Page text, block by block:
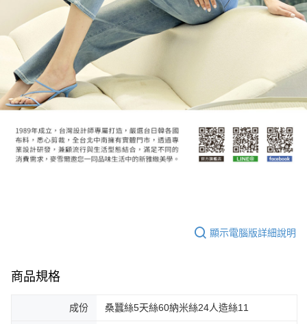
顯示電腦版詳細說明
商品規格
成份 桑蠶絲5天絲60納米絲24人造絲11